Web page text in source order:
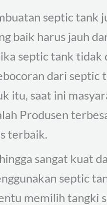
septic tank
baik harus jauh
septic tank tidak
dari septic
itu, saat ini
Produsen
terbaik.
sangat kuat
septic
memilih tangki